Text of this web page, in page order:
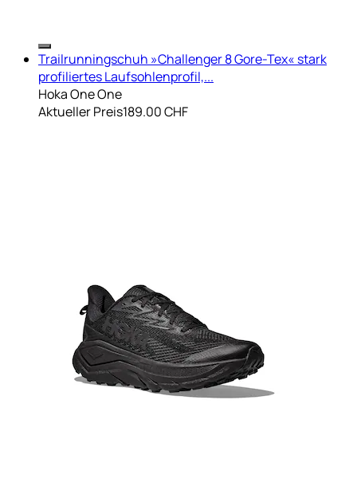
Trailrunningschuh »Challenger 8 Gore-Tex« stark
profiliertes Laufsohlenprofil,...
Hoka One One
Aktueller Preis189.00 CHF